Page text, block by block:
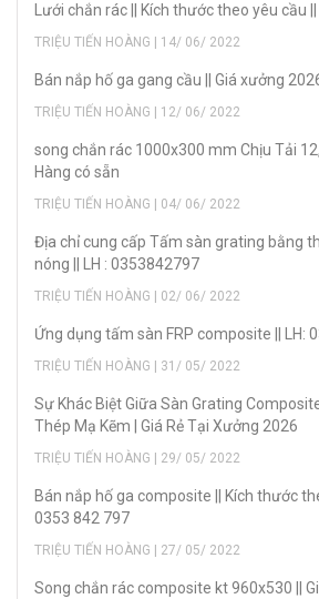
Lưới chắn rác || Kích thước theo yêu cầu
TRIỆU TIẾN HOÀNG | 14/ 06/ 2022
Bán nắp hố ga gang cầu || Giá xưởng
TRIỆU TIẾN HOÀNG | 12/ 06/ 2022
song chắn rác 1000x300 mm Chịu Tải
Hàng có sẵn
TRIỆU TIẾN HOÀNG | 04/ 06/ 2022
Địa chỉ cung cấp Tấm sàn grating bằng
nóng || LH : 0353842797
TRIỆU TIẾN HOÀNG | 02/ 06/ 2022
Ứng dụng tấm sàn FRP composite || LH:
TRIỆU TIẾN HOÀNG | 31/ 05/ 2022
Sự Khác Biệt Giữa Sàn Grating
Thép Mạ Kẽm | Giá Rẻ Tại Xưởng 2026
TRIỆU TIẾN HOÀNG | 29/ 05/ 2022
Bán nắp hố ga composite || Kích thước
0353 842 797
TRIỆU TIẾN HOÀNG | 27/ 05/ 2022
Song chắn rác composite kt 960x530 ||